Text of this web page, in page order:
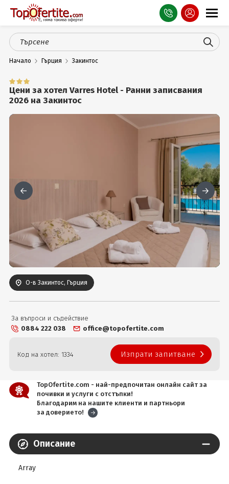
Оферти
СПА
Планина
Гърция
Услуги
Начало Гърция Закинтос
Цени за хотел Varres Hotel - Ранни записвания
2026 на Закинтос
О-в Закинтос, Гърция
За въпроси и съдействие
0884 222 038
office@topofertite.com
Код на хотел: 1334 Изпрати запитване
TopOfertite.com - най-предпочитан онлайн сайт за
почивки и услуги с отстъпки!
Благодарим на нашите клиенти и партньори
за доверието!
Описание
Array